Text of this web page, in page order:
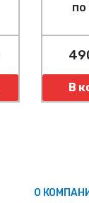
по
В
О